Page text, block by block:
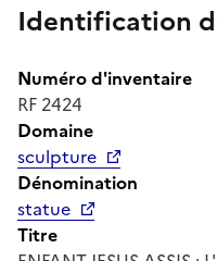
Identification
Numéro d'inventaire
RF 2424
Domaine
sculpture
Dénomination
statue
Titre